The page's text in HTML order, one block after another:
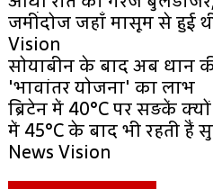
जमींदोज जहाँ मासूम से हुई
Vision
सोयाबीन के बाद अब धान
'भावांतर योजना' का लाभ
ब्रिटेन में 40°C पर सड़कें
में 45°C के बाद भी रहती हैं
News Vision